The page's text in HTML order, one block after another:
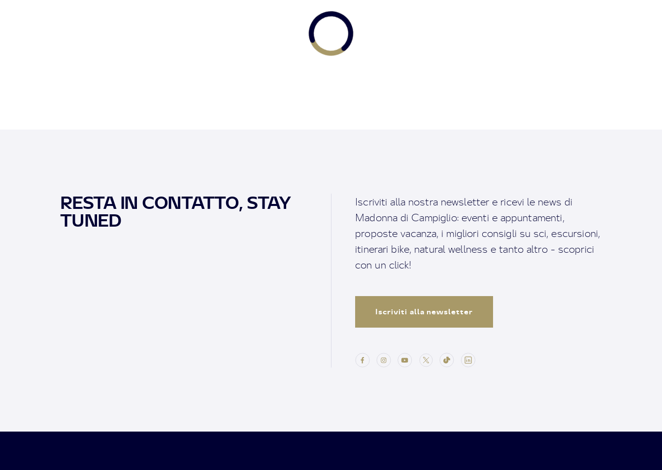
RESTA IN CONTATTO, STAY
TUNED
Iscriviti alla nostra newsletter e ricevi le news di
Madonna di Campiglio: eventi e appuntamenti,
proposte vacanza, i migliori consigli su sci, escursioni,
itinerari bike, natural wellness e tanto altro - scoprici
con un click!
Iscriviti alla newsletter